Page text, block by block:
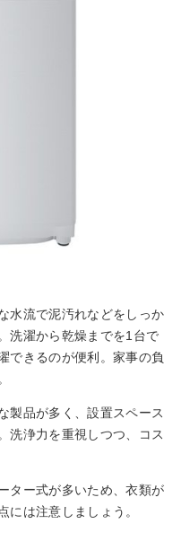
水流で泥汚れなどをしっか
洗濯から乾燥までを1台で
できるのが便利。家事の負
製品が多く、設置スペース
洗浄力を重視しつつ、コス
ター式が多いため、衣類が
には注意しましょう。